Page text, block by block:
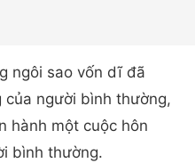
ngôi sao vốn dĩ đã
của người bình thường,
hành một cuộc hôn
bình thường.